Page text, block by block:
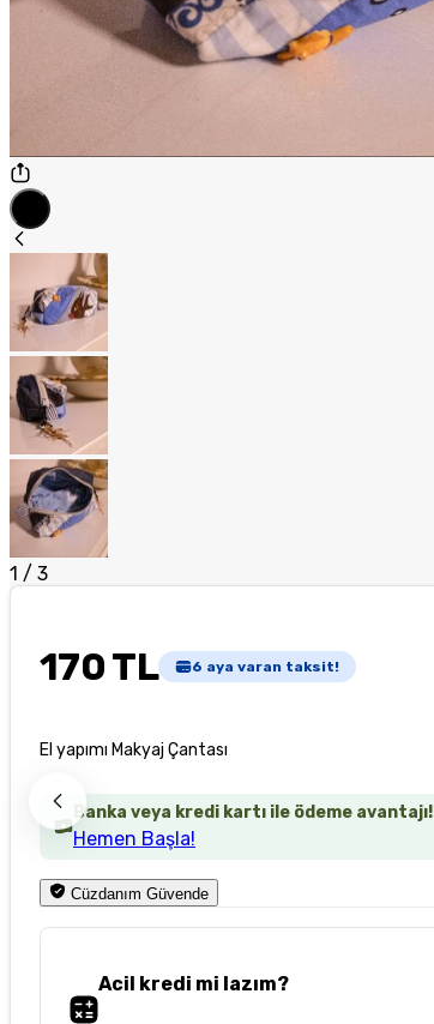
1 / 3
170 TL 6 aya varan taksit!
El yapımı Makyaj Çantası
Banka veya kredi kartı ile ödeme avantajı!
Hemen Başla!
Cüzdanım Güvende
Acil kredi mi lazım?